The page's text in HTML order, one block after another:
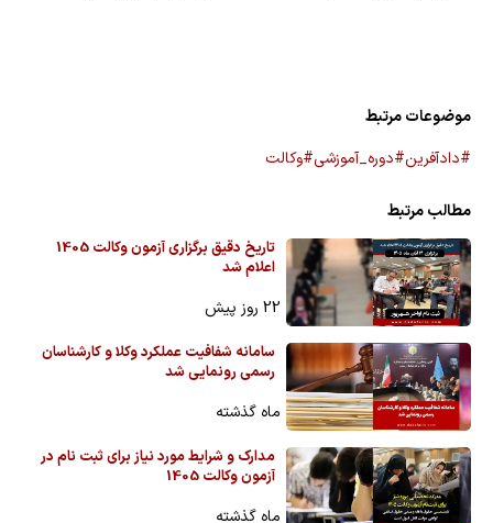
موضوعات مرتبط
#دادآفرین#دوره_آموزشی#وکالت
مطالب مرتبط
تاریخ دقیق برگزاری آزمون وکالت 1405
اعلام شد
22 روز پیش
سامانه شفافیت عملکرد وکلا و کارشناسان
رسمی رونمایی شد
ماه گذشته
مدارک و شرایط مورد نیاز برای ثبت نام در
آزمون وکالت 1405
ماه گذشته